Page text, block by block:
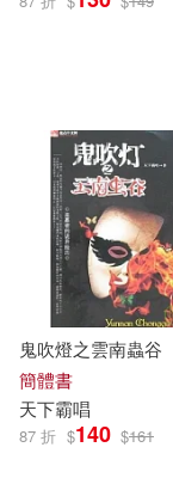
鬼吹燈之雲南蟲谷
簡體書
天下霸唱
87 折 $140 $161